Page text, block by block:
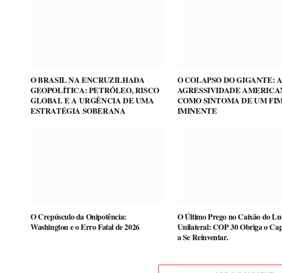
O BRASIL NA ENCRUZILHADA
GEOPOLÍTICA: PETRÓLEO, RISCO
GLOBAL E A URGÊNCIA DE UMA
ESTRATÉGIA SOBERANA
O COLAPSO DO GIGANTE: A
AGRESSIVIDADE
COMO SINTOMA DE UM
IMINENTE
O Crepúsculo da Onipotência:
Washington e o Erro Fatal de 2026
O Último Prego no Caixão do
Unilateral: COP 30 Obriga o
a Se Reinventar.